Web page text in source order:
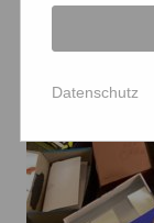
Datenschutz